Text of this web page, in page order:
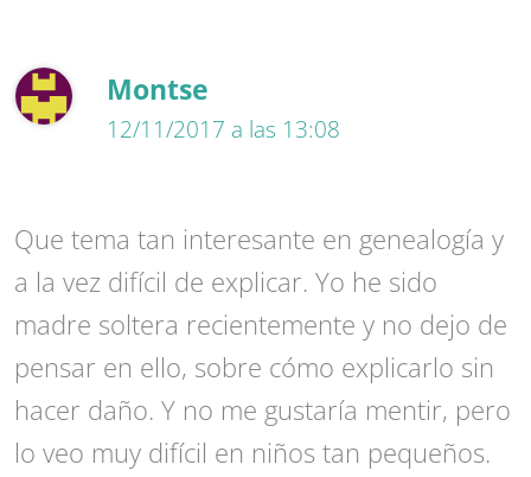
Montse
12/11/2017 a las 13:08
Que tema tan interesante en genealogía y
a la vez difícil de explicar. Yo he sido
madre soltera recientemente y no dejo de
pensar en ello, sobre cómo explicarlo sin
hacer daño. Y no me gustaría mentir, pero
lo veo muy difícil en niños tan pequeños.